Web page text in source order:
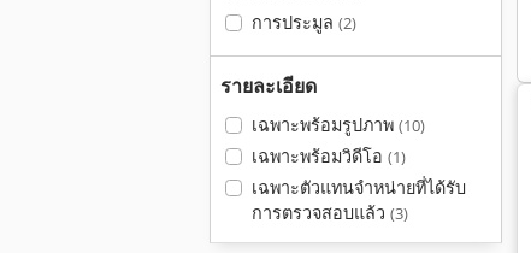
การประมูล (2)
รายละเอียด
เฉพาะพร้อมรูปภาพ (10)
เฉพาะพร้อมวิดีโอ (1)
เฉพาะตัวแทนจำหน่ายที่ได้รับ
การตรวจสอบแล้ว (3)